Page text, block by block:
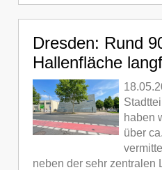
Dresden: Rund
Hallenfläche
haben
über
neben der sehr zentralen